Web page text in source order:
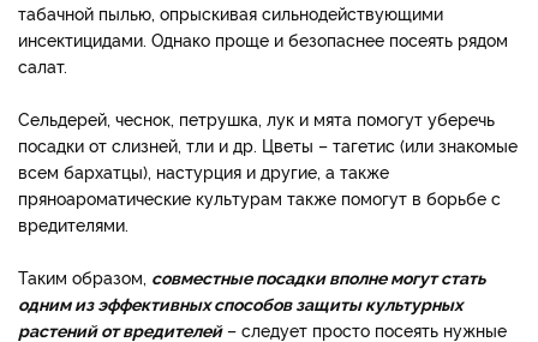
табачной пылью, опрыскивая сильнодействующими
инсектицидами. Однако проще и безопаснее посеять рядом
салат.
Сельдерей, чеснок, петрушка, лук и мята помогут уберечь
посадки от слизней, тли и др. Цветы – тагетис (или знакомые
всем бархатцы), настурция и другие, а также
пряноароматические культурам также помогут в борьбе с
вредителями.
Таким образом, совместные посадки вполне могут стать
одним из эффективных способов защиты культурных
растений от вредителей– следует просто посеять нужные